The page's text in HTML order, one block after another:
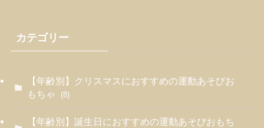
カテゴリー
【年齢別】クリスマスにおすすめの運動あそびお
もちゃ
(8)
【年齢別】誕生日におすすめの運動あそびおもち